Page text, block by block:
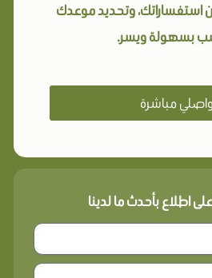
استفساراتك، وتحديد موعدك
بسهولة ويسر.
مباشرة
اطلاع بأحدث ما لدينا